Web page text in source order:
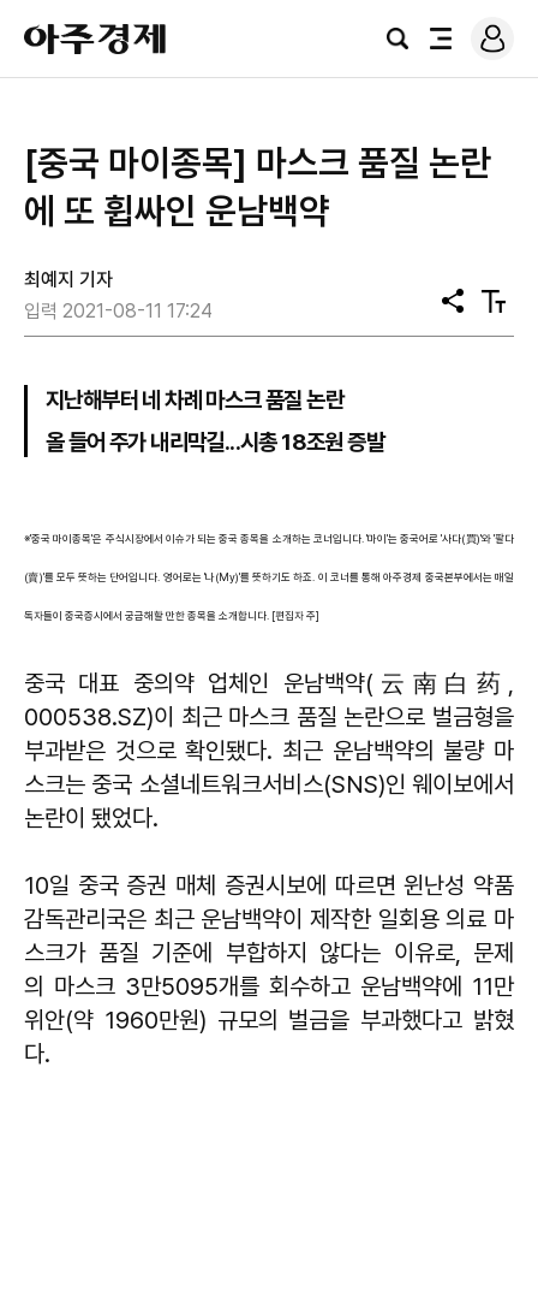
아
주
경
검
전
로
그
[중국 마이종목] 마스크 품질 논란
에 또 휩싸인 운남백약
최예지 기자
입력 2021-08-11 17:24
공
유
텍
스
지난해부터 네 차례 마스크 품질 논란
올 들어 주가 내리막길...시총 18조원 증발
※'중국 마이종목'은 주식시장에서 이슈가 되는 중국 종목을 소개하는 코너입니다. '마이'는 중국어로 '사다(買)'와 '팔다
(賣)'를 모두 뜻하는 단어입니다. 영어로는 '나(My)'를 뜻하기도 하죠. 이 코너를 통해 아주경제 중국본부에서는 매일
독자들이 중국증시에서 궁금해할 만한 종목을 소개합니다. [편집자 주]
중국 대표 중의약 업체인 운남백약(云南白药,
000538.SZ)이 최근 마스크 품질 논란으로 벌금형을
부과받은 것으로 확인됐다. 최근 운남백약의 불량 마
스크는 중국 소셜네트워크서비스(SNS)인 웨이보에서
논란이 됐었다.
10일 중국 증권 매체 증권시보에 따르면 윈난성 약품
감독관리국은 최근 운남백약이 제작한 일회용 의료 마
스크가 품질 기준에 부합하지 않다는 이유로, 문제
의 마스크 3만5095개를 회수하고 운남백약에 11만
위안(약 1960만원) 규모의 벌금을 부과했다고 밝혔
다.